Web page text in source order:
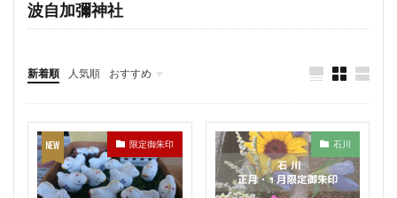
年越大祓御朱印
由緒 藤田神社
こいのぼり御朱印 橿原神宮 烏谷崎神社
恵運寺 上尾御嶽神社 角館總鎭守 神明社
恩智神社 多太神社 由良湊神社
波自加彌神社
新着順 人気順 おすすめ
福井
山梨
静岡
京都
大阪
兵庫
奈良
和歌山
香川
高知
福岡
佐賀
限定御朱印 石川